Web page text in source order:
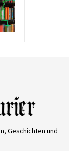
Geschichten und